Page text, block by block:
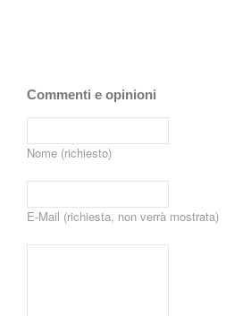
Commenti e opinioni
Nome (richiesto)
E-Mail (richiesta, non verrà mostrata)